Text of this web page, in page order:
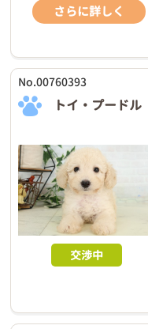
さらに詳しく
No.00760393
トイ・プードル
交渉中